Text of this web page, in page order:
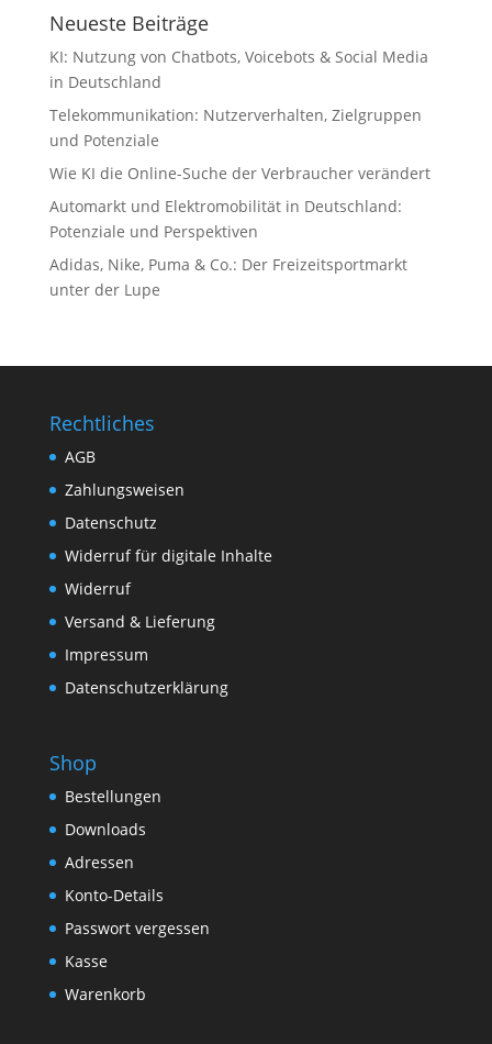
Neueste Beiträge
KI: Nutzung von Chatbots, Voicebots & Social Media
in Deutschland
Telekommunikation: Nutzerverhalten, Zielgruppen
und Potenziale
Wie KI die Online-Suche der Verbraucher verändert
Automarkt und Elektromobilität in Deutschland:
Potenziale und Perspektiven
Adidas, Nike, Puma & Co.: Der Freizeitsportmarkt
unter der Lupe
Rechtliches
AGB
Zahlungsweisen
Datenschutz
Widerruf für digitale Inhalte
Widerruf
Versand & Lieferung
Impressum
Datenschutzerklärung
Shop
Bestellungen
Downloads
Adressen
Konto-Details
Passwort vergessen
Kasse
Warenkorb